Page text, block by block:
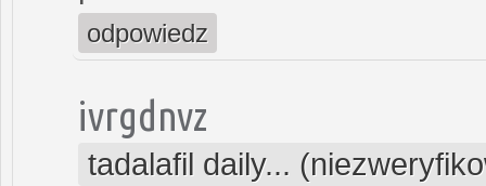
odpowiedz
ivrgdnvz
tadalafil daily...